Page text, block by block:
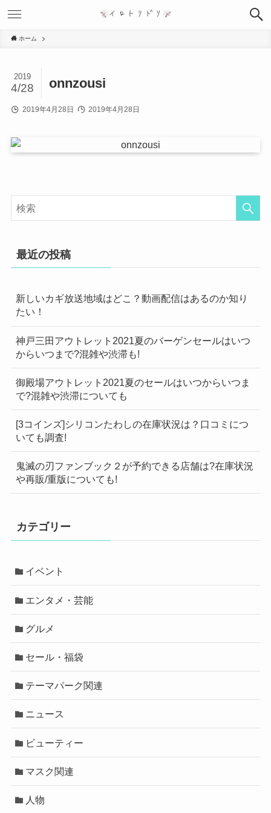
ホーム
onnzousi
2019
4/28
2019年4月28日 2019年4月28日
最近の投稿
新しいカギ放送地域はどこ？動画配信はあるのか知り
たい！
神戸三田アウトレット2021夏のバーゲンセールはいつ
からいつまで?混雑や渋滞も!
御殿場アウトレット2021夏のセールはいつからいつま
で?混雑や渋滞についても
[3コインズ]シリコンたわしの在庫状況は？口コミにつ
いても調査!
鬼滅の刃ファンブック２が予約できる店舗は?在庫状況
や再販/重版についても!
カテゴリー
イベント
エンタメ・芸能
グルメ
セール・福袋
テーマパーク関連
ニュース
ビューティー
マスク関連
人物